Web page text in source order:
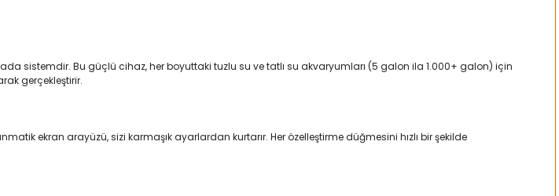
sistemdir. Bu güçlü cihaz, her boyuttaki tuzlu su ve tatlı su akvaryumları (5 galon ila 1.000+ galon) için
gerçekleştirir.
ekran arayüzü, sizi karmaşık ayarlardan kurtarır. Her özelleştirme düğmesini hızlı bir şekilde